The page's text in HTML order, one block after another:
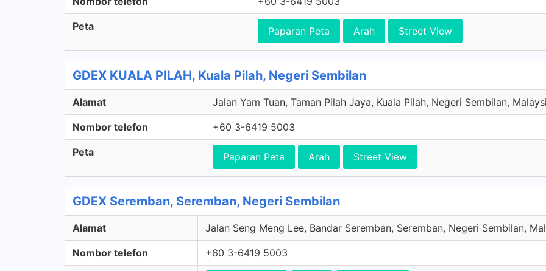
Peta Paparan Peta Arah Street View
GDEX KUALA PILAH, Kuala Pilah, Negeri Sembilan
Alamat Jalan Yam Tuan, Taman Pilah Jaya, Kuala Pilah, Negeri Sembilan,
Nombor telefon +60 3-6419 5003
Peta Paparan Peta Arah Street View
GDEX Seremban, Seremban, Negeri Sembilan
Alamat Jalan Seng Meng Lee, Bandar Seremban, Seremban, Negeri Sembilan,
Nombor telefon +60 3-6419 5003